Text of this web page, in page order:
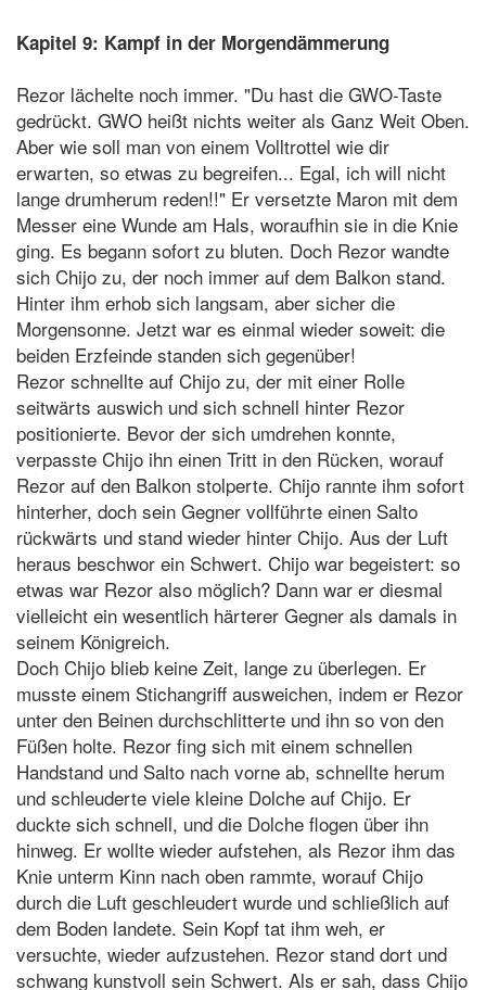
Kapitel 9: Kampf in der Morgendämmerung
Rezor lächelte noch immer. "Du hast die GWO-Taste
gedrückt. GWO heißt nichts weiter als Ganz Weit Oben.
Aber wie soll man von einem Volltrottel wie dir
erwarten, so etwas zu begreifen... Egal, ich will nicht
lange drumherum reden!!" Er versetzte Maron mit dem
Messer eine Wunde am Hals, woraufhin sie in die Knie
ging. Es begann sofort zu bluten. Doch Rezor wandte
sich Chijo zu, der noch immer auf dem Balkon stand.
Hinter ihm erhob sich langsam, aber sicher die
Morgensonne. Jetzt war es einmal wieder soweit: die
beiden Erzfeinde standen sich gegenüber!
Rezor schnellte auf Chijo zu, der mit einer Rolle
seitwärts auswich und sich schnell hinter Rezor
positionierte. Bevor der sich umdrehen konnte,
verpasste Chijo ihn einen Tritt in den Rücken, worauf
Rezor auf den Balkon stolperte. Chijo rannte ihm sofort
hinterher, doch sein Gegner vollführte einen Salto
rückwärts und stand wieder hinter Chijo. Aus der Luft
heraus beschwor ein Schwert. Chijo war begeistert: so
etwas war Rezor also möglich? Dann war er diesmal
vielleicht ein wesentlich härterer Gegner als damals in
seinem Königreich.
Doch Chijo blieb keine Zeit, lange zu überlegen. Er
musste einem Stichangriff ausweichen, indem er Rezor
unter den Beinen durchschlitterte und ihn so von den
Füßen holte. Rezor fing sich mit einem schnellen
Handstand und Salto nach vorne ab, schnellte herum
und schleuderte viele kleine Dolche auf Chijo. Er
duckte sich schnell, und die Dolche flogen über ihn
hinweg. Er wollte wieder aufstehen, als Rezor ihm das
Knie unterm Kinn nach oben rammte, worauf Chijo
durch die Luft geschleudert wurde und schließlich auf
dem Boden landete. Sein Kopf tat ihm weh, er
versuchte, wieder aufzustehen. Rezor stand dort und
schwang kunstvoll sein Schwert. Als er sah, dass Chijo